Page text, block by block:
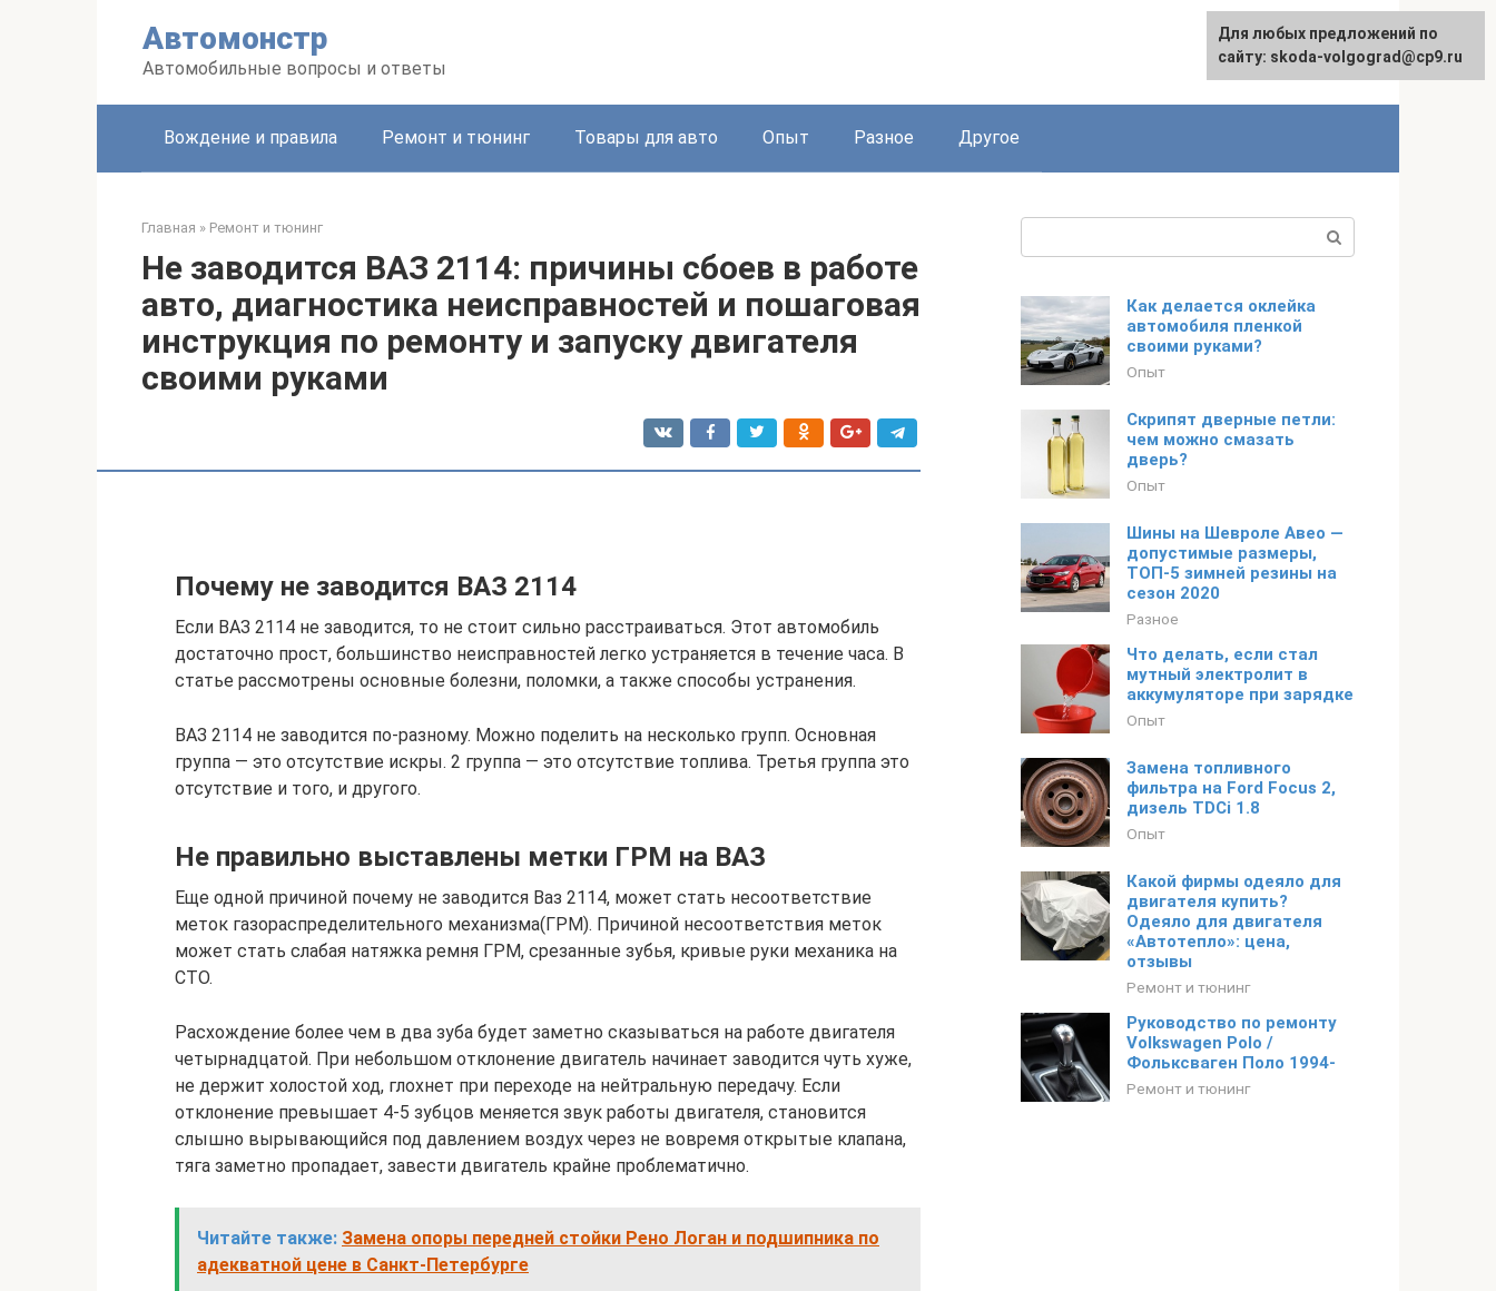
Автомонстр
Автомобильные вопросы и ответы
Вождение и правила Ремонт и тюнинг Товары для авто Опыт Разное Другое
Главная » Ремонт и тюнинг
Не заводится ВАЗ 2114: причины сбоев в работе
авто, диагностика неисправностей и пошаговая
инструкция по ремонту и запуску двигателя
своими руками
Почему не заводится ВАЗ 2114
Если ВАЗ 2114 не заводится, то не стоит сильно расстраиваться. Этот автомобиль
достаточно прост, большинство неисправностей легко устраняется в течение часа. В
статье рассмотрены основные болезни, поломки, а также способы устранения.
ВАЗ 2114 не заводится по-разному. Можно поделить на несколько групп. Основная
группа — это отсутствие искры. 2 группа — это отсутствие топлива. Третья группа это
отсутствие и того, и другого.
Не правильно выставлены метки ГРМ на ВАЗ
Еще одной причиной почему не заводится Ваз 2114, может стать несоответствие
меток газораспределительного механизма(ГРМ). Причиной несоответствия меток
может стать слабая натяжка ремня ГРМ, срезанные зубья, кривые руки механика на
СТО.
Расхождение более чем в два зуба будет заметно сказываться на работе двигателя
четырнадцатой. При небольшом отклонение двигатель начинает заводится чуть хуже,
не держит холостой ход, глохнет при переходе на нейтральную передачу. Если
отклонение превышает 4-5 зубцов меняется звук работы двигателя, становится
слышно вырывающийся под давлением воздух через не вовремя открытые клапана,
тяга заметно пропадает, завести двигатель крайне проблематично.
Читайте также: Замена опоры передней стойки Рено Логан и подшипника по
адекватной цене в Санкт-Петербурге
Как делается оклейка
автомобиля пленкой
своими руками?
Опыт
Скрипят дверные петли:
чем можно смазать
дверь?
Опыт
Шины на Шевроле Авео —
допустимые размеры,
ТОП-5 зимней резины на
сезон 2020
Разное
Что делать, если стал
мутный электролит в
аккумуляторе при зарядке
Опыт
Замена топливного
фильтра на Ford Focus 2,
дизель TDCi 1.8
Опыт
Какой фирмы одеяло для
двигателя купить?
Одеяло для двигателя
«Автотепло»: цена,
отзывы
Ремонт и тюнинг
Руководство по ремонту
Volkswagen Polo /
Фольксваген Поло 1994-
Ремонт и тюнинг
Для любых предложений по
сайту: skoda-volgograd@cp9.ru